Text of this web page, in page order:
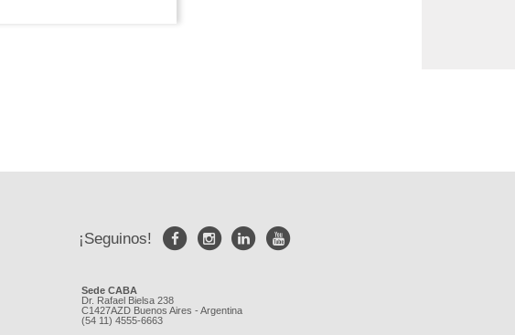
¡Seguinos!
Sede CABA
Dr. Rafael Bielsa 238
C1427AZD Buenos Aires - Argentina
(54 11) 4555-6663